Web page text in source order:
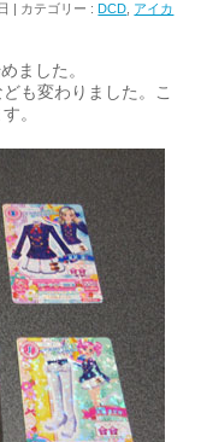
カテゴリー :DCD アイカ
ました。
も変わりました。こ
。